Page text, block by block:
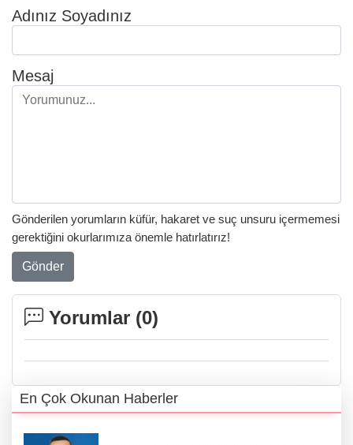
Adınız Soyadınız
Mesaj
Gönderilen yorumların küfür, hakaret ve suç unsuru içermemesi
gerektiğini okurlarımıza önemle hatırlatırız!
Gönder
Yorumlar (0)
En Çok Okunan Haberler